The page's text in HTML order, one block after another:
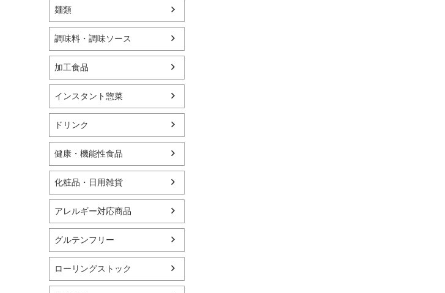
麺類
調味料・調味ソース
加工食品
インスタント惣菜
ドリンク
健康・機能性食品
化粧品・日用雑貨
アレルギー対応商品
グルテンフリー
ローリングストック